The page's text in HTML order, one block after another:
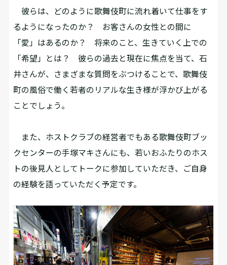
彼らは、どのように歌舞伎町に流れ着いて仕事をす
るようになったのか？ お客さんの女性との間に
「愛」はあるのか？ 将来のこと、生きていく上での
「希望」とは？ 彼らの過去と現在に焦点を当て、石
井さんが、さまざまな質問をぶつけることで、歌舞伎
町の風俗で働く若者のリアルな生き様が浮かび上がる
ことでしょう。
また、ホストクラブの経営者でもある歌舞伎町ブッ
クセンターの手塚マキさんにも、若いおふたりのホス
トの後見人としてトークに参加していただき、ご自身
の経験を語っていただく予定です。